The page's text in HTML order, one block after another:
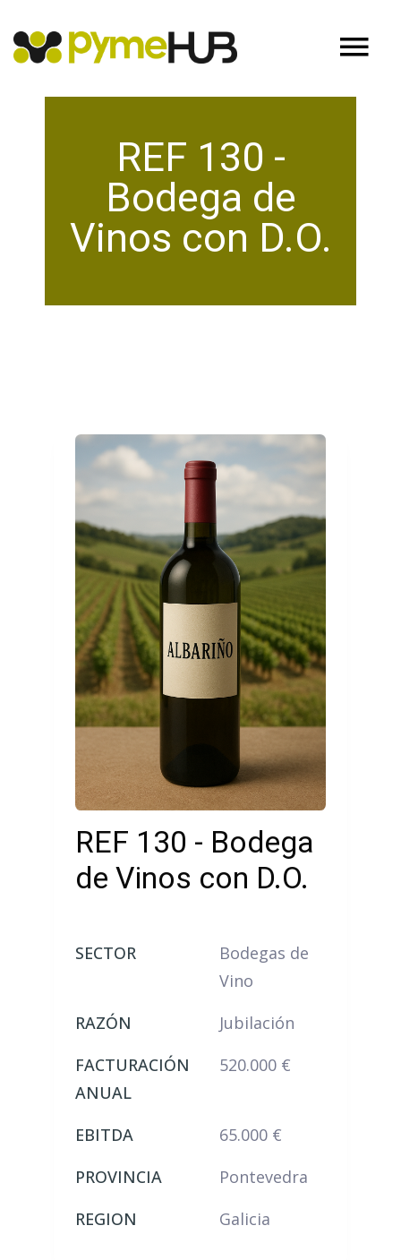
REF 130 -
Bodega de
Vinos con D.O.
REF 130 - Bodega
de Vinos con D.O.
SECTOR
Bodegas de
Vino
RAZÓN
Jubilación
FACTURACIÓN
ANUAL
520.000 €
EBITDA
65.000 €
PROVINCIA
Pontevedra
REGION
Galicia